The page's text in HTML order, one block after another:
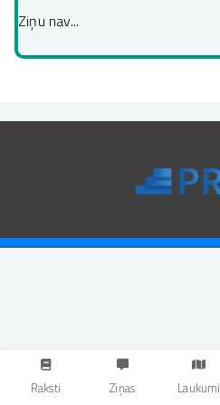
Ziņu nav...
Raksti Ziņas Laukumi